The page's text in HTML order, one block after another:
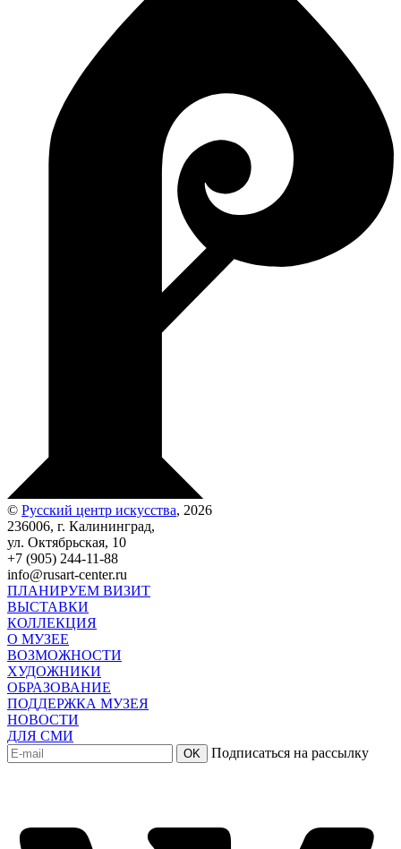
© Русский центр искусства, 2026
236006, г. Калининград,
ул. Октябрьская, 10
+7 (905) 244-11-88
info@rusart-center.ru
ПЛАНИРУЕМ ВИЗИТ
ВЫСТАВКИ
КОЛЛЕКЦИЯ
О МУЗЕЕ
ВОЗМОЖНОСТИ
ХУДОЖНИКИ
ОБРАЗОВАНИЕ
ПОДДЕРЖКА МУЗЕЯ
НОВОСТИ
ДЛЯ СМИ
OK Подписаться на рассылку